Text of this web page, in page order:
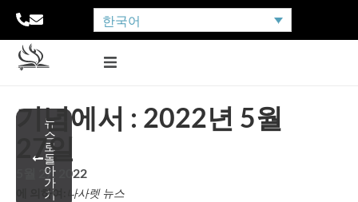
한국어
뉴
스
로
돌
아
가
기
기념에서 : 2022년 5월
27일
5월 27, 2022
에 의하여: 나사렛 뉴스